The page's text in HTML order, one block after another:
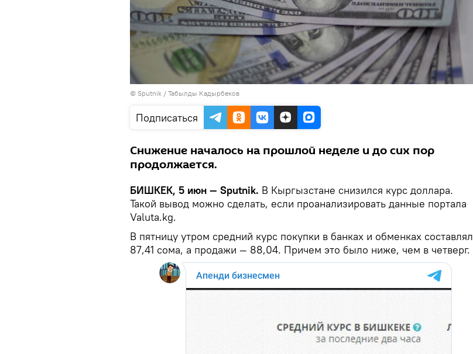
© Sputnik / Табылды Кадырбеков
Подписаться
Снижение началось на прошлой неделе и до сих пор
продолжается.
БИШКЕК, 5 июн — Sputnik. В Кыргызстане снизился курс доллара.
Такой вывод можно сделать, если проанализировать данные портала
Valuta.kg.
В пятницу утром средний курс покупки в банках и обменках составлял
87,41 сома, а продажи — 88,04. Причем это было ниже, чем в четверг.